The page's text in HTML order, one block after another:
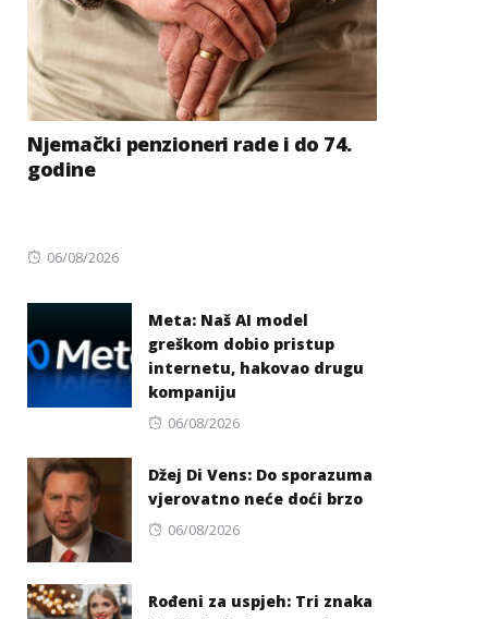
Njemački penzioneri rade i do 74.
godine
Posted
06/08/2026
Meta: Naš AI model
greškom dobio pristup
internetu, hakovao drugu
kompaniju
Posted
06/08/2026
Džej Di Vens: Do sporazuma
vjerovatno neće doći brzo
Posted
06/08/2026
Rođeni za uspjeh: Tri znaka